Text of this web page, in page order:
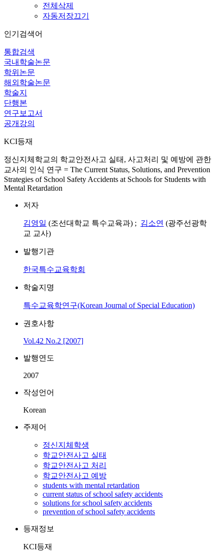
전체삭제
자동저장끄기
인기검색어
통합검색
국내학술논문
학위논문
해외학술논문
학술지
단행본
연구보고서
공개강의
KCI등재
정신지체학교의 학교안전사고 실태, 사고처리 및 예방에 관한
교사의 인식 연구 = The Current Status, Solutions, and Prevention
Strategies of School Safety Accidents at Schools for Students with
Mental Retardation
저자
김영일 (조선대학교 특수교육과) ; 김소연 (광주선광학
교 교사)
발행기관
한국특수교육학회
학술지명
특수교육학연구(Korean Journal of Special Education)
권호사항
Vol.42 No.2 [2007]
발행연도
2007
작성언어
Korean
주제어
정신지체학생
학교안전사고 실태
학교안전사고 처리
학교안전사고 예방
students with mental retardation
current status of school safety accidents
solutions for school safety accidents
prevention of school safety accidents
등재정보
KCI등재